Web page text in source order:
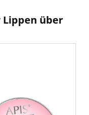
Lippen über